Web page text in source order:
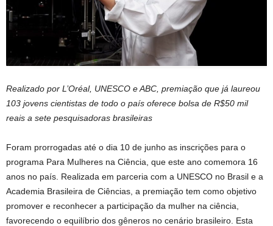
Realizado por L’Oréal, UNESCO e ABC, premiação que já laureou
103 jovens cientistas de todo o país oferece bolsa de R$50 mil
reais a sete pesquisadoras brasileiras
Foram prorrogadas até o dia 10 de junho as inscrições para o
programa Para Mulheres na Ciência, que este ano comemora 16
anos no país. Realizada em parceria com a UNESCO no Brasil e a
Academia Brasileira de Ciências, a premiação tem como objetivo
promover e reconhecer a participação da mulher na ciência,
favorecendo o equilíbrio dos gêneros no cenário brasileiro. Esta